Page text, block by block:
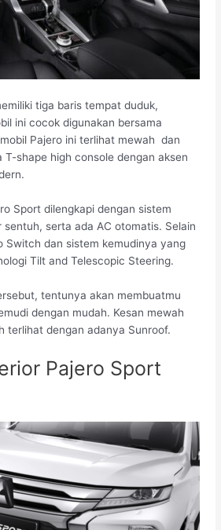
tiga baris tempat duduk,
ini cocok digunakan bersama
Pajero ini terlihat mewah dan
T-shape high console dengan aksen
Sport dilengkapi dengan sistem
sentuh, serta ada AC otomatis. Selain
Switch dan sistem kemudinya yang
Tilt and Telescopic Steering.
tentunya akan membuatmu
dengan mudah. Kesan mewah
terlihat dengan adanya Sunroof.
Pajero Sport